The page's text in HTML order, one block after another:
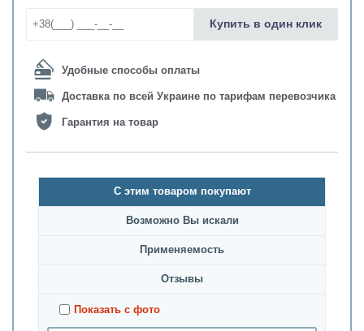
Удобные способы оплаты
Доставка по всей Украине по тарифам перевозчика
Гарантия на товар
Купить в один клик
С этим товаром покупают
Возможно Вы искали
Применяемость
Oтзывы
Показать с фото